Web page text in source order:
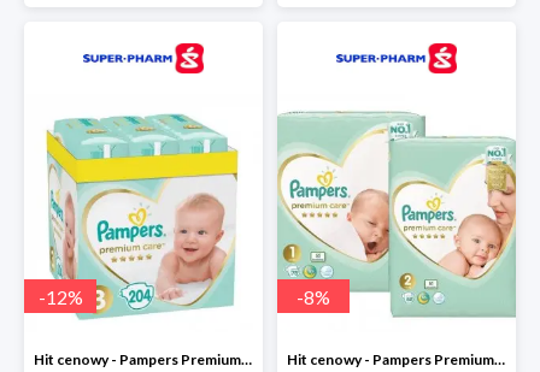
-12%
Hit cenowy - Pampers Premium Care 3
-8%
Hit cenowy - Pampers Premium Care 1+2